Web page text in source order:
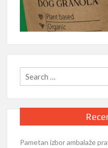
Pametan izbor ambalaže